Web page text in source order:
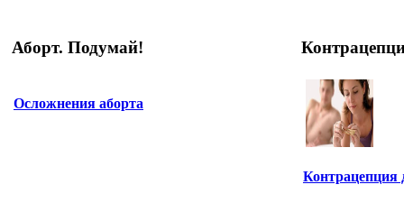
Аборт. Подумай!
Осложнения аборта